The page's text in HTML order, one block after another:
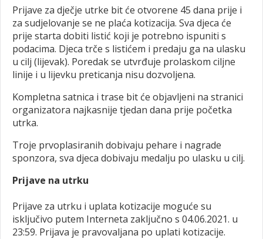
Prijave za dječje utrke bit će otvorene 45 dana prije i
za sudjelovanje se ne plaća kotizacija. Sva djeca će
prije starta dobiti listić koji je potrebno ispuniti s
podacima. Djeca trče s listićem i predaju ga na ulasku
u cilj (lijevak). Poredak se utvrđuje prolaskom ciljne
linije i u lijevku preticanja nisu dozvoljena.
Kompletna satnica i trase bit će objavljeni na stranici
organizatora najkasnije tjedan dana prije početka
utrka.
Troje prvoplasiranih dobivaju pehare i nagrade
sponzora, sva djeca dobivaju medalju po ulasku u cilj.
Prijave na utrku
Prijave za utrku i uplata kotizacije moguće su
isključivo putem Interneta zaključno s 04.06.2021. u
23:59. Prijava je pravovaljana po uplati kotizacije.